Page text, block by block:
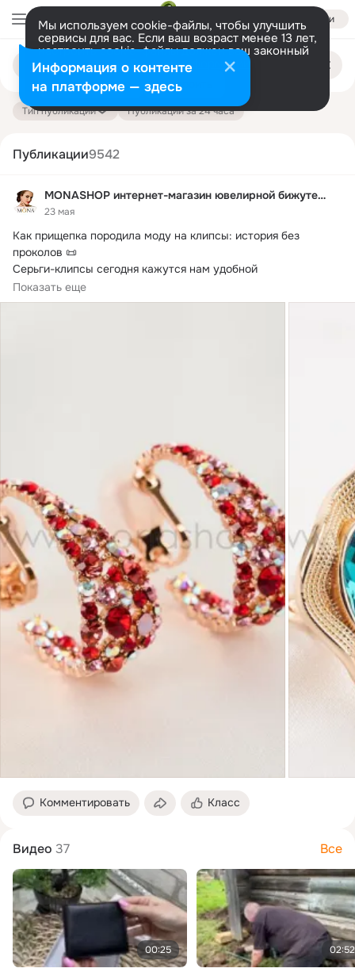
Войти
Мы используем cookie-файлы, чтобы улучшить
сервисы для вас. Если ваш возраст менее 13 лет,
настроить cookie-файлы должен ваш законный
представитель. Больше информации
Разрешить все Настроить
Поиск
публикациям
Тип публикации Публикации за 24 часа
Публикации9542
MONASHOP интернет-магазин ювелирной бижутерии
23 мая
Как прищепка породила моду на клипсы: история без
проколов 📜
Серьги-клипсы сегодня кажутся нам удобной
альтернативой.
Показать еще
Комментировать Класс
Видео 37 Все
00:25 02:52
Информация о контенте
на платформе — здесь